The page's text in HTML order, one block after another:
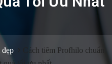
Cách tiêm Profhilo chuẩn